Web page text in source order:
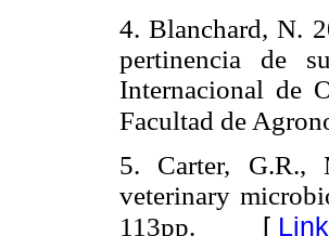
4. Blanchard, N.
pertinencia de
Internacional de
Facultad de
5. Carter, G.R.,
veterinary
113pp.
[